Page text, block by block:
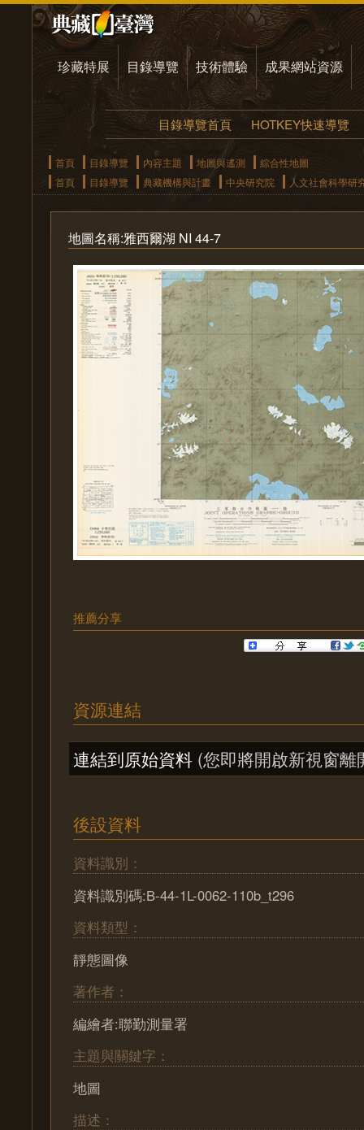
珍藏特展 目錄導覽 技術體驗 成果網站資源
目錄導覽首頁 HOTKEY快速導覽
首頁 目錄導覽 內容主題 地圖與遙測
綜合性地圖
首頁
目錄導覽 典藏機構與計畫 中央研究院 人文社會科學研
地圖名稱:雅西爾湖 NI 44-7
推薦分享
資源連結
連結到原始資料 (您即將開啟新視窗離
後設資料
資料識別：
資料識別碼:B-44-1L-0062-110b_t296
資料類型：
靜態圖像
著作者：
編繪者:聯勤測量署
主題與關鍵字：
地圖
描述：